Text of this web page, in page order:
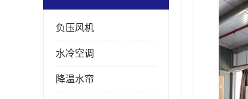
负压风机
水冷空调
降温水帘